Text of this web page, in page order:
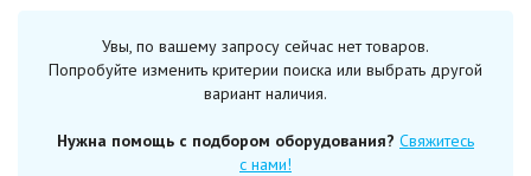
Увы, по вашему запросу сейчас нет товаров.
Попробуйте изменить критерии поиска или выбрать другой
вариант наличия.
Нужна помощь с подбором оборудования? Свяжитесь
с нами!